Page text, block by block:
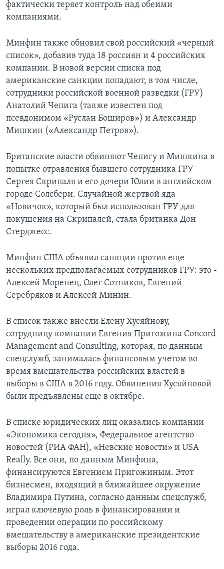
фактически теряет контроль над обеими
компаниями.
Минфин также обновил свой российский «черный
список», добавив туда 18 россиян и 4 российских
компании. В новой версии списка под
американские санкции попадают, в том числе,
сотрудники российской военной разведки (ГРУ)
Анатолий Чепига (также известен под
псевдонимом «Руслан Боширов») и Александр
Мишкин («Александр Петров»).
Британские власти обвиняют Чепигу и Мишкина в
попытке отравления бывшего сотрудника ГРУ
Сергея Скрипаля и его дочери Юлии в английском
городе Солсбери. Случайной жертвой яда
«Новичок», который был использован ГРУ для
покушения на Скрипалей, стала британка Дон
Стерджесс.
Минфин США объявил санкции против еще
нескольких предполагаемых сотрудников ГРУ: это -
Алексей Моренец, Олег Сотников, Евгений
Серебряков и Алексей Минин.
В список также внесли Елену Хусяйнову,
сотрудницу компании Евгения Пригожина Concord
Management and Consulting, которая, по данным
спецслужб, занималась финансовым учетом во
время вмешательства российских властей в
выборы в США в 2016 году. Обвинения Хусяйновой
были предъявлены еще в октябре.
В списке юридических лиц оказались компании
«Экономика сегодня», Федеральное агентство
новостей (РИА ФАН), «Невские новости» и USA
Really. Все они, по данным Минфина,
финансируются Евгением Пригожиным. Этот
бизнесмен, входящий в ближайшее окружение
Владимира Путина, согласно данным спецслужб,
играл ключевую роль в финансировании и
проведении операции по российскому
вмешательству в американские президентские
выборы 2016 года.